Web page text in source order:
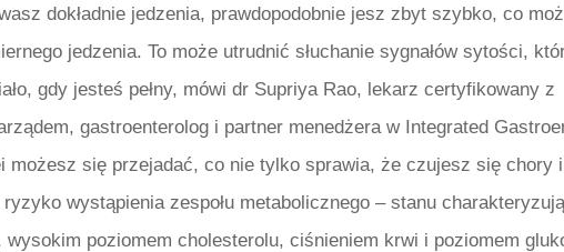
dokładnie jedzenia, prawdopodobnie jesz zbyt szybko, co
jedzenia. To może utrudnić słuchanie sygnałów sytości,
gdy jesteś pełny, mówi dr Supriya Rao, lekarz certyfikowany z
gastroenterolog i partner menedżera w Integrated
możesz się przejadać, co nie tylko sprawia, że ​​czujesz się chory i
wystąpienia zespołu metabolicznego – stanu
wysokim poziomem cholesterolu, ciśnieniem krwi i poziomem